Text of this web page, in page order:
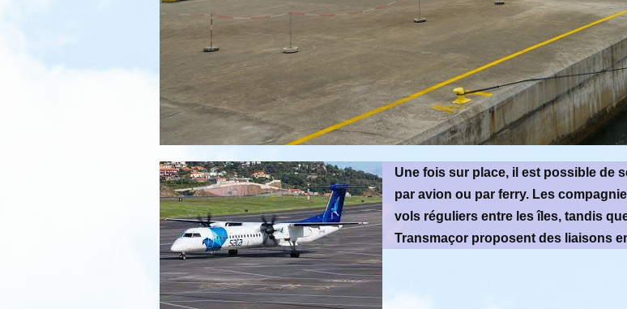
Une fois sur place, il est possible de
par avion ou par ferry. Les
vols réguliers entre les îles, tandis
Transmaçor proposent des liaisons